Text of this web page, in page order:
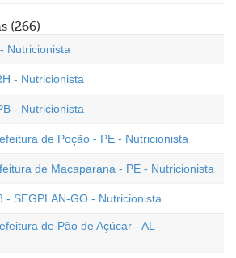
(266)
Nutricionista
- Nutricionista
- Nutricionista
de Poção - PE - Nutricionista
de Macaparana - PE - Nutricionista
- SEGPLAN-GO - Nutricionista
de Pão de Açúcar - AL -